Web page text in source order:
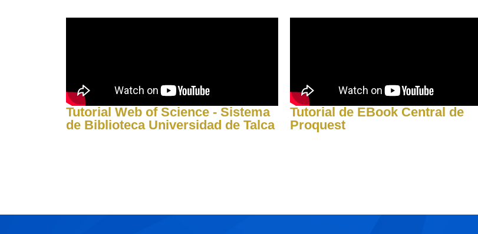
Tutorial Web of Science - Sistema
de Biblioteca Universidad de Talca
Tutorial de EBook Central de
Proquest